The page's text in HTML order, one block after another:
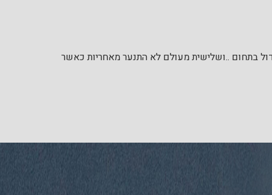
בתחום ..ושלישית מעולם לא התנער מאחריות כאשר